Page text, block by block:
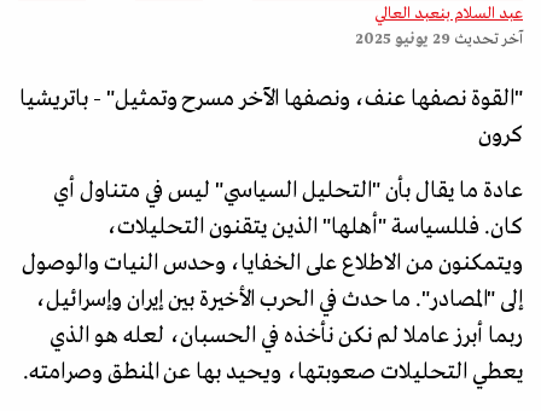
عبد السلام بنعبد العالي
آخر تحديث 29 يونيو 2025
"القوة نصفها عنف، ونصفها الآخر مسرح وتمثيل" - باتريشيا
كرون
عادة ما يقال بأن "التحليل السياسي" ليس في متناول أي
كان. فللسياسة "أهلها" الذين يتقنون التحليلات،
ويتمكنون من الاطلاع على الخفايا، وحدس النيات والوصول
إلى "المصادر". ما حدث في الحرب الأخيرة بين إيران وإسرائيل،
ربما أبرز عاملا لم نكن نأخذه في الحسبان، لعله هو الذي
يعطي التحليلات صعوبتها، ويحيد بها عن المنطق وصرامته.